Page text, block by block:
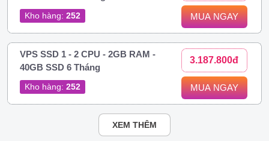
Kho hàng: 252 MUA NGAY
VPS SSD 1 - 2 CPU - 2GB RAM -
40GB SSD 6 Tháng
Kho hàng: 252
3.187.800đ
MUA NGAY
XEM THÊM